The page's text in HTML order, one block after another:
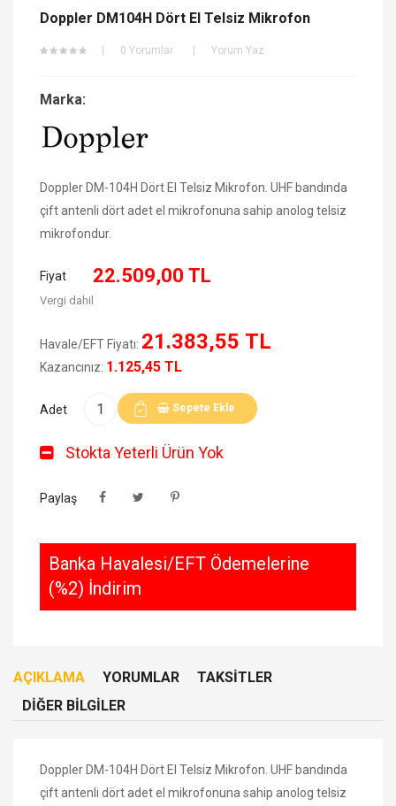
Doppler DM104H Dört El Telsiz Mikrofon
0 Yorumlar Yorum Yaz
Marka:
Doppler DM-104H Dört El Telsiz Mikrofon. UHF bandında
çift antenli dört adet el mikrofonuna sahip anolog telsiz
mikrofondur.
Fiyat 22.509,00 TL
Vergi dahil
Havale/EFT Fiyatı: 21.383,55 TL
Kazancınız: 1.125,45 TL
Adet Sepete Ekle
Stokta Yeterli Ürün Yok
Paylaş
Banka Havalesi/EFT Ödemelerine
(%2) İndirim
AÇIKLAMA YORUMLAR
TAKSITLER
DIĞER BILGILER
Doppler DM-104H Dört El Telsiz Mikrofon. UHF bandında
çift antenli dört adet el mikrofonuna sahip anolog telsiz